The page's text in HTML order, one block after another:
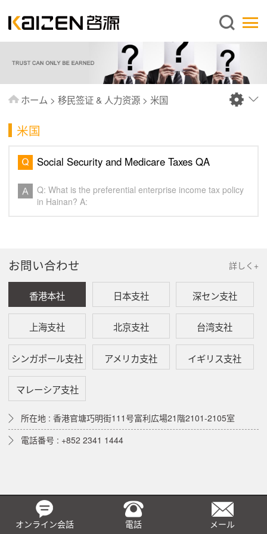
日本語
企業情報
事業内容
ニュース
出版物
ホーム > 移民签证 & 人力资源 > 米国
米国
Social Security and Medicare Taxes QA
Q: What is the preferential enterprise income tax policy
in Hainan? A:
詳しく+
お問い合わせ
香港本社 日本支社 深セン支社
上海支社 北京支社 台湾支社
シンガポール支社 アメリカ支社 イギリス支社
マレーシア支社
所在地 : 香港官塘巧明街111号富利広場21階2101-2105室
電話番号 : +852 2341 1444
オンライン会話 電話 メール